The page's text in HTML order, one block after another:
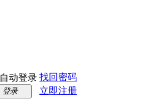
自动登录 找回密码
登录 立即注册